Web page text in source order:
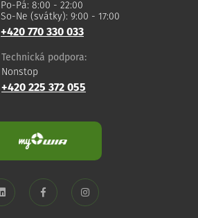
Po-Pá: 8:00 - 22:00
So-Ne (svátky): 9:00 - 17:00
+420 770 330 033
Technická podpora:
Nonstop
+420 225 372 055